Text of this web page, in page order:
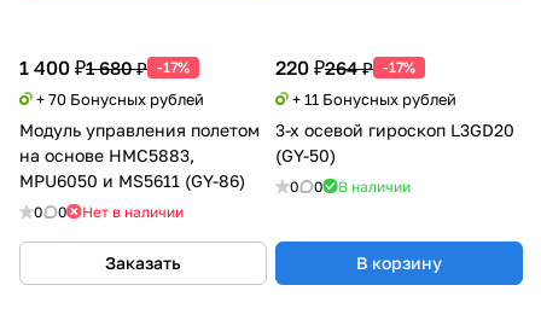
220 ₽264 ₽ -17%
+ 11 Бонусных рублей
3-х осевой гироскоп L3GD20
(GY-50)
0 0 В наличии
В корзину
1 400 ₽1 680 ₽ -17%
+ 70 Бонусных рублей
Модуль управления полетом
на основе HMC5883,
MPU6050 и MS5611 (GY-86)
0 0 Нет в наличии
Заказать